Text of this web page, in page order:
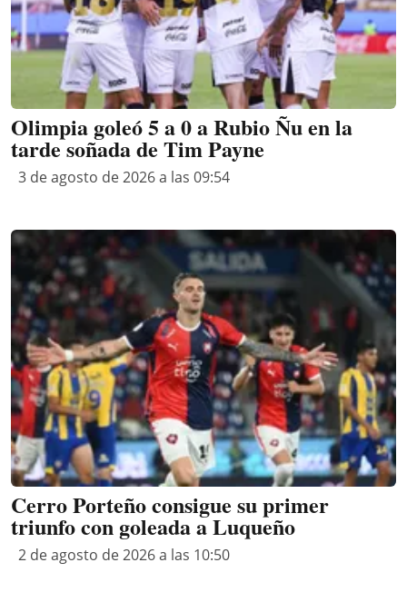
Olimpia goleó 5 a 0 a Rubio Ñu en la
tarde soñada de Tim Payne
3 de agosto de 2026 a las 09:54
Cerro Porteño consigue su primer
triunfo con goleada a Luqueño
2 de agosto de 2026 a las 10:50